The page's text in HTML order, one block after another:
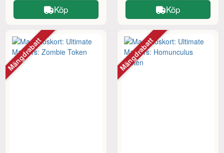
Köp Köp
Mängdrabatt Mängdrabatt